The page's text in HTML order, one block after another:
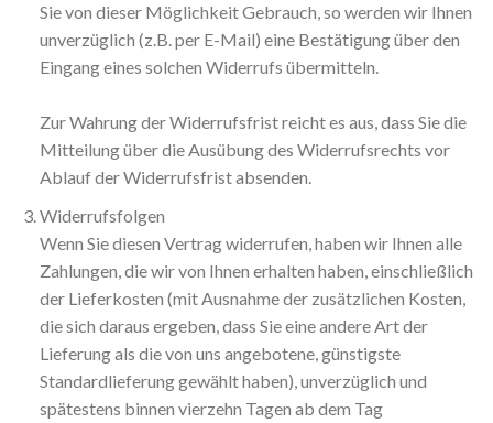
Sie von dieser Möglichkeit Gebrauch, so werden wir Ihnen
unverzüglich (z.B. per E-Mail) eine Bestätigung über den
Eingang eines solchen Widerrufs übermitteln.
Zur Wahrung der Widerrufsfrist reicht es aus, dass Sie die
Mitteilung über die Ausübung des Widerrufsrechts vor
Ablauf der Widerrufsfrist absenden.
Widerrufsfolgen
Wenn Sie diesen Vertrag widerrufen, haben wir Ihnen alle
Zahlungen, die wir von Ihnen erhalten haben, einschließlich
der Lieferkosten (mit Ausnahme der zusätzlichen Kosten,
die sich daraus ergeben, dass Sie eine andere Art der
Lieferung als die von uns angebotene, günstigste
Standardlieferung gewählt haben), unverzüglich und
spätestens binnen vierzehn Tagen ab dem Tag